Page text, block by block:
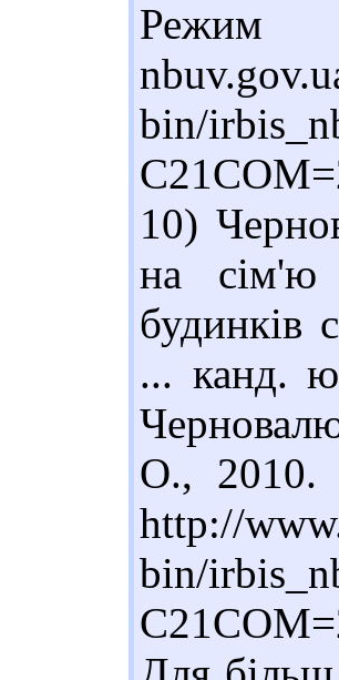
Режим
bin/
10)
на сім'ю
будинків
... канд.
О.,
http://
bin/